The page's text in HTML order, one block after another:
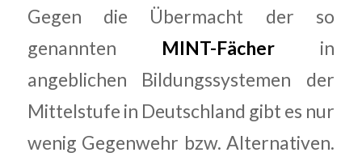
Gegen die Übermacht der so
genannten MINT-Fächer in
angeblichen Bildungssystemen der
Mittelstufe in Deutschland gibt es nur
wenig Gegenwehr bzw. Alternativen.